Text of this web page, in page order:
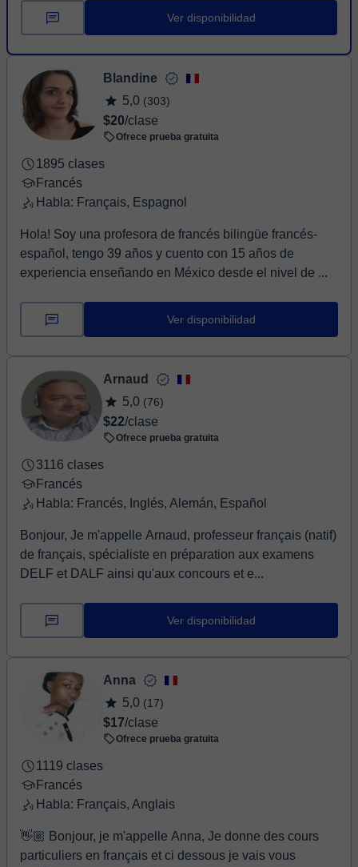
Ver disponibilidad
Blandine
5,0 (303)
$20/clase
Ofrece prueba gratuita
1895 clases
Francés
Habla: Français, Espagnol
Hola! Soy una profesora de francés bilingüe francés-
español, tengo 39 años y cuento con 15 años de
experiencia enseñando en México desde el nivel de ...
Ver disponibilidad
Arnaud
5,0 (76)
$22/clase
Ofrece prueba gratuita
3116 clases
Francés
Habla: Francés, Inglés, Alemán, Español
Bonjour, Je m'appelle Arnaud, professeur français (natif)
de français, spécialiste en préparation aux examens
DELF et DALF ainsi qu'aux concours et e...
Ver disponibilidad
Anna
5,0 (17)
$17/clase
Ofrece prueba gratuita
1119 clases
Francés
Habla: Français, Anglais
👋🏼 Bonjour, je m'appelle Anna, Je donne des cours
particuliers en français et ci dessous je vais vous